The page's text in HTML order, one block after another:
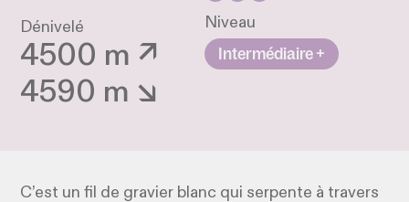
Dénivelé
4500 m ↗
4590 m ↘
Niveau
Intermédiaire +
C’est un fil de gravier blanc qui serpente à travers